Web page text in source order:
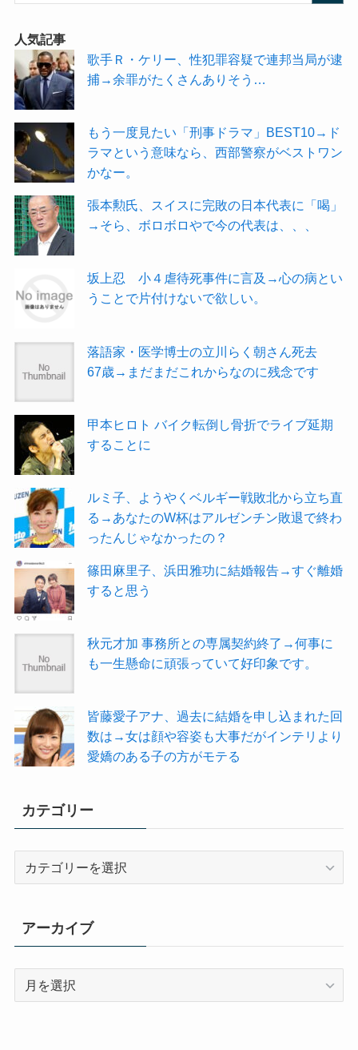
人気記事
歌手Ｒ・ケリー、性犯罪容疑で連邦当局が逮
捕→余罪がたくさんありそう…
もう一度見たい「刑事ドラマ」BEST10→ド
ラマという意味なら、西部警察がベストワン
かなー。
張本勲氏、スイスに完敗の日本代表に「喝」
→そら、ボロボロやで今の代表は、、、
坂上忍 小４虐待死事件に言及→心の病とい
うことで片付けないで欲しい。
落語家・医学博士の立川らく朝さん死去
67歳→まだまだこれからなのに残念です
甲本ヒロト バイク転倒し骨折でライブ延期
することに
ルミ子、ようやくベルギー戦敗北から立ち直
る→あなたのW杯はアルゼンチン敗退で終わ
ったんじゃなかったの？
篠田麻里子、浜田雅功に結婚報告→すぐ離婚
すると思う
秋元才加 事務所との専属契約終了→何事に
も一生懸命に頑張っていて好印象です。
皆藤愛子アナ、過去に結婚を申し込まれた回
数は→女は顔や容姿も大事だがインテリより
愛嬌のある子の方がモテる
カテゴリー
リ
ー
アーカイブ